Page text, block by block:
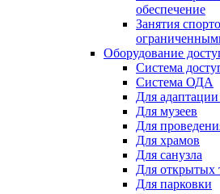
обеспечение
Занятия
Оборудование
Система
Система ОДА
Для адаптации
Для музеев
Для
Для храмов
Для санузла
Для открытых
Для парковки